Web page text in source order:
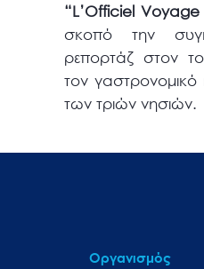
“L’Officiel Voyage
σκοπό την
ρεπορτάζ στον
τον γαστρονομικό
των τριών νησιών.
Οργανισμός